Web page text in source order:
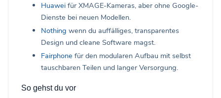
Huawei für XMAGE-Kameras, aber ohne Google-
Dienste bei neuen Modellen.
Nothing wenn du auffälliges, transparentes
Design und cleane Software magst.
Fairphone für den modularen Aufbau mit selbst
tauschbaren Teilen und langer Versorgung.
So gehst du vor